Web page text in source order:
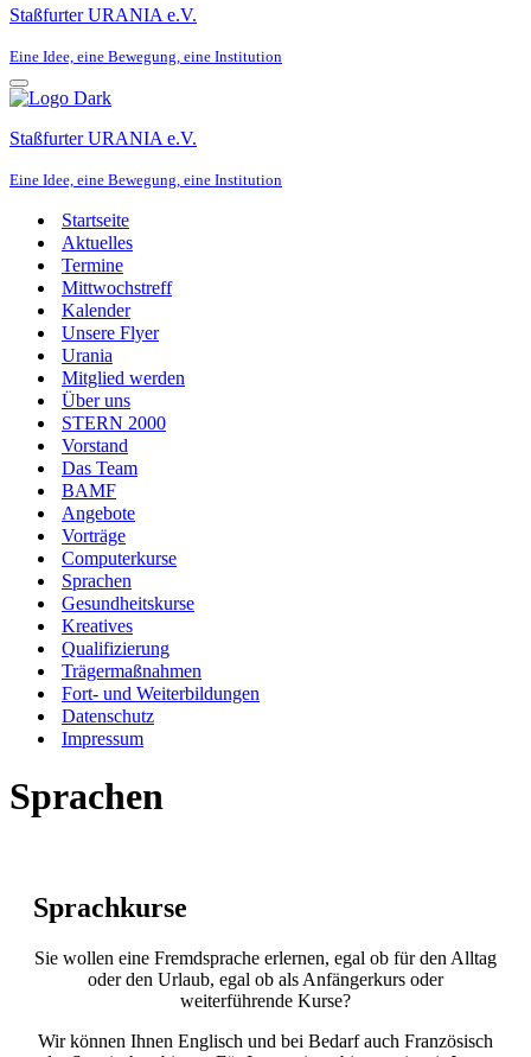
Staßfurter URANIA e.V.
Eine Idee, eine Bewegung, eine Institution
Navigationsmenü
Staßfurter URANIA e.V.
Eine Idee, eine Bewegung, eine Institution
Startseite
Aktuelles
Termine
Mittwochstreff
Kalender
Unsere Flyer
Urania
Mitglied werden
Über uns
STERN 2000
Vorstand
Das Team
BAMF
Angebote
Vorträge
Computerkurse
Sprachen
Gesundheitskurse
Kreatives
Qualifizierung
Trägermaßnahmen
Fort- und Weiterbildungen
Datenschutz
Impressum
Sprachen
Sprachkurse
Sie wollen eine Fremdsprache erlernen, egal ob für den Alltag
oder den Urlaub, egal ob als Anfängerkurs oder
weiterführende Kurse?
Wir können Ihnen Englisch und bei Bedarf auch Französisch